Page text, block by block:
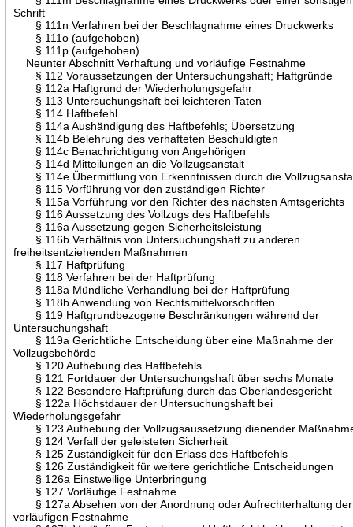
Schrift
§ 111n Verfahren bei der Beschlagnahme eines Druckwerks
§ 111o (aufgehoben)
§ 111p (aufgehoben)
Neunter Abschnitt Verhaftung und vorläufige Festnahme
§ 112 Voraussetzungen der Untersuchungshaft; Haftgründe
§ 112a Haftgrund der Wiederholungsgefahr
§ 113 Untersuchungshaft bei leichteren Taten
§ 114 Haftbefehl
§ 114a Aushändigung des Haftbefehls; Übersetzung
§ 114b Belehrung des verhafteten Beschuldigten
§ 114c Benachrichtigung von Angehörigen
§ 114d Mitteilungen an die Vollzugsanstalt
§ 114e Übermittlung von Erkenntnissen durch die
§ 115 Vorführung vor den zuständigen Richter
§ 115a Vorführung vor den Richter des nächsten Amtsgerichts
§ 116 Aussetzung des Vollzugs des Haftbefehls
§ 116a Aussetzung gegen Sicherheitsleistung
§ 116b Verhältnis von Untersuchungshaft zu anderen
freiheitsentziehenden Maßnahmen
§ 117 Haftprüfung
§ 118 Verfahren bei der Haftprüfung
§ 118a Mündliche Verhandlung bei der Haftprüfung
§ 118b Anwendung von Rechtsmittelvorschriften
§ 119 Haftgrundbezogene Beschränkungen während der
Untersuchungshaft
§ 119a Gerichtliche Entscheidung über eine Maßnahme der
Vollzugsbehörde
§ 120 Aufhebung des Haftbefehls
§ 121 Fortdauer der Untersuchungshaft über sechs Monate
§ 122 Besondere Haftprüfung durch das Oberlandesgericht
§ 122a Höchstdauer der Untersuchungshaft bei
Wiederholungsgefahr
§ 123 Aufhebung der Vollzugsaussetzung dienender
§ 124 Verfall der geleisteten Sicherheit
§ 125 Zuständigkeit für den Erlass des Haftbefehls
§ 126 Zuständigkeit für weitere gerichtliche Entscheidungen
§ 126a Einstweilige Unterbringung
§ 127 Vorläufige Festnahme
§ 127a Absehen von der Anordnung oder Aufrechterhaltung der
vorläufigen Festnahme